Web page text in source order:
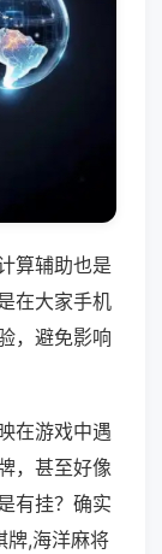
算辅助也是
在大家手机
，避免影响
在游戏中遇
，甚至好像
有挂？确实
牌,海洋麻将